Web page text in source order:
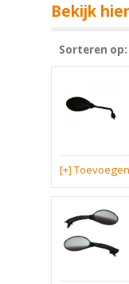
Bekijk
Sorteren op:
[+]